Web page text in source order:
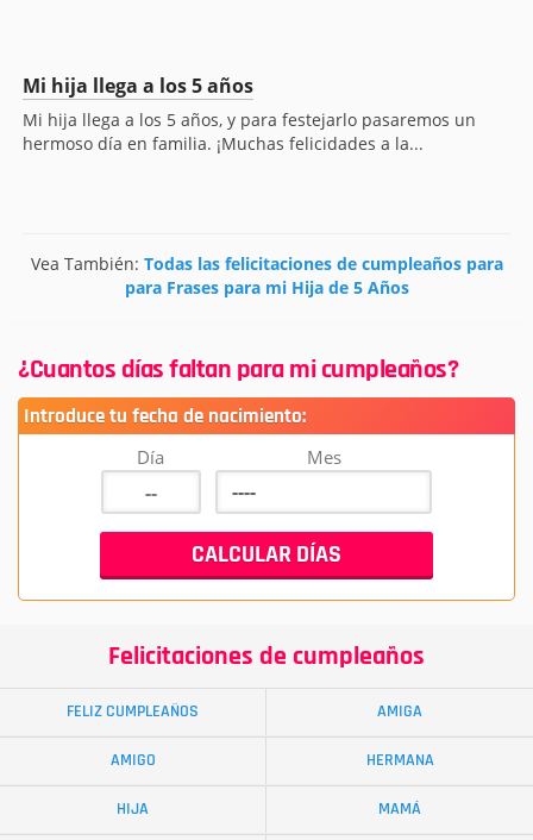
Mi hija llega a los 5 años
Mi hija llega a los 5 años, y para festejarlo pasaremos un
hermoso día en familia. ¡Muchas felicidades a la...
Vea También: Todas las felicitaciones de cumpleaños para
para Frases para mi Hija de 5 Años
¿Cuantos días faltan para mi cumpleaños?
Introduce tu fecha de nacimiento:
Día Mes
Felicitaciones de cumpleaños
FELIZ CUMPLEAÑOS AMIGA
AMIGO HERMANA
HIJA MAMÁ